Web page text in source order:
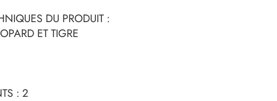
DU PRODUIT :
ET TIGRE
: 2